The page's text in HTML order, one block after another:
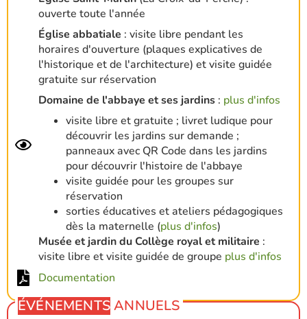
ouverte toute l'année
Église abbatiale : visite libre pendant les
horaires d'ouverture (plaques explicatives de
l'historique et de l'architecture) et visite guidée
gratuite sur réservation
Domaine de l'abbaye et ses jardins : plus d'infos
visite libre et gratuite ; livret ludique pour
découvrir les jardins sur demande ;
panneaux avec QR Code dans les jardins
pour découvrir l'histoire de l'abbaye
visite guidée pour les groupes sur
réservation
sorties éducatives et ateliers pédagogiques
dès la maternelle (plus d'infos)
Musée et jardin du Collège royal et militaire :
visite libre et visite guidée de groupe plus d'infos
Documentation
ÉVÉNEMENTSANNUELS